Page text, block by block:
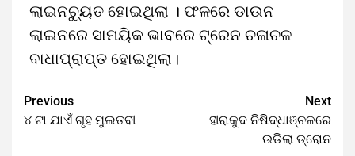
ଲାଇନଚ୍ୟୁତ ହୋଇଥିଲା । ଫଳରେ ଡାଉନ
ଲାଇନରେ ସାମୟିକ ଭାବରେ ଟ୍ରେନ ଚଳାଚଳ
ବାଧାପ୍ରାପ୍ତ ହୋଇଥିଲା।
Previous
୪ ଟା ଯାଏଁ ଗୃହ ମୁଲତବୀ
Next
ହୀରାକୁଦ ନିଷିଦ୍ଧାଞ୍ଚଳରେ
ଉଡିଲା ଡ୍ରୋନ